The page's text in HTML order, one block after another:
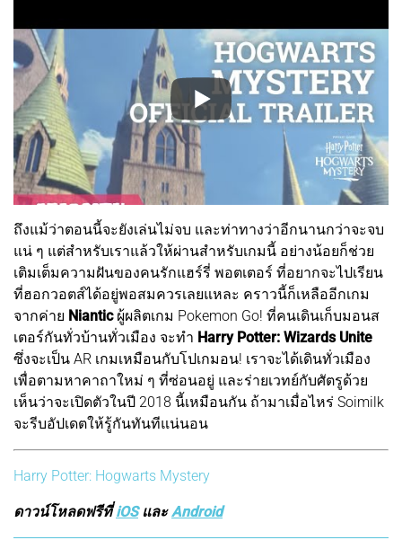
ถึงแม้ว่าตอนนี้จะยังเล่นไม่จบ และท่าทางว่าอีกนานกว่าจะจบ
แน่ ๆ แต่สำหรับเราแล้วให้ผ่านสำหรับเกมนี้ อย่างน้อยก็ช่วย
เติมเต็มความฝันของคนรักแฮร์รี่ พอตเตอร์ ที่อยากจะไปเรียน
ที่ฮอกวอตส์ได้อยู่พอสมควรเลยแหละ คราวนี้ก็เหลืออีกเกม
จากค่าย Nianticผู้ผลิตเกม Pokemon Go! ที่คนเดินเก็บมอนส
เตอร์กันทั่วบ้านทั่วเมือง จะทำ Harry Potter: Wizards Unite
ซึ่งจะเป็น AR เกมเหมือนกับโปเกมอน! เราจะได้เดินทั่วเมือง
เพื่อตามหาคาถาใหม่ ๆ ที่ซ่อนอยู่ และร่ายเวทย์กับศัตรูด้วย
เห็นว่าจะเปิดตัวในปี 2018 นี้เหมือนกัน ถ้ามาเมื่อไหร่ Soimilk
จะรีบอัปเดตให้รู้กันทันทีแน่นอน
Harry Potter: Hogwarts Mystery
ดาวน์โหลดฟรีที่iOSและAndroid